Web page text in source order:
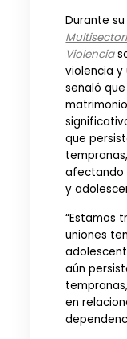
Durante
Violencia
violencia y
señaló
que
afectando
y
“Estamos
uniones
aún
en